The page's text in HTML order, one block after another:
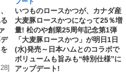
いつものロースかつが、カナダ産
大麦豚ロースかつになって25％増
量! 松のや創業25周年記念第1弾
「大麦豚ロースかつ」が明日1日
(水)発売～日本ハムとのコラボで
ボリュームも旨みも“特別仕様”に
アップデート!